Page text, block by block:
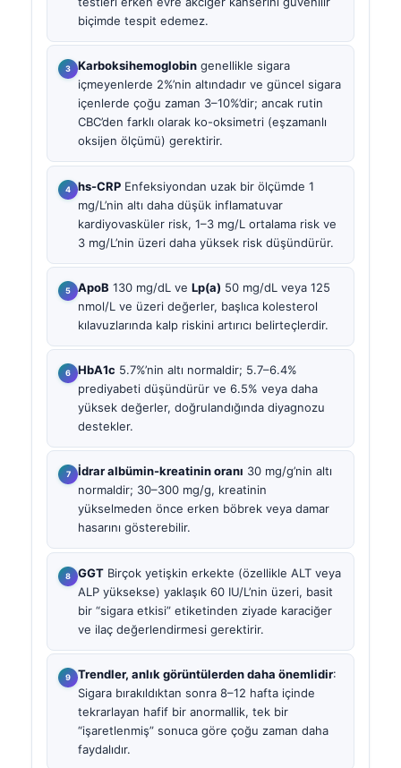
biçimde tespit edemez.
Karboksihemoglobin genellikle sigara
içmeyenlerde 2%’nin altındadır ve güncel sigara
içenlerde çoğu zaman 3–10%’dir; ancak rutin
CBC’den farklı olarak ko-oksimetri (eşzamanlı
oksijen ölçümü) gerektirir.
hs-CRP Enfeksiyondan uzak bir ölçümde 1
mg/L’nin altı daha düşük inflamatuvar
kardiyovasküler risk, 1–3 mg/L ortalama risk ve
3 mg/L’nin üzeri daha yüksek risk düşündürür.
ApoB 130 mg/dL ve Lp(a) 50 mg/dL veya 125
nmol/L ve üzeri değerler, başlıca kolesterol
kılavuzlarında kalp riskini artırıcı belirteçlerdir.
HbA1c 5.7%’nin altı normaldir; 5.7–6.4%
prediyabeti düşündürür ve 6.5% veya daha
yüksek değerler, doğrulandığında diyagnozu
destekler.
İdrar albümin-kreatinin oranı 30 mg/g’nin altı
normaldir; 30–300 mg/g, kreatinin
yükselmeden önce erken böbrek veya damar
hasarını gösterebilir.
GGT Birçok yetişkin erkekte (özellikle ALT veya
ALP yüksekse) yaklaşık 60 IU/L’nin üzeri, basit
bir “sigara etkisi” etiketinden ziyade karaciğer
ve ilaç değerlendirmesi gerektirir.
Trendler, anlık görüntülerden daha önemlidir:
Sigara bırakıldıktan sonra 8–12 hafta içinde
tekrarlayan hafif bir anormallik, tek bir
“işaretlenmiş” sonuca göre çoğu zaman daha
faydalıdır.